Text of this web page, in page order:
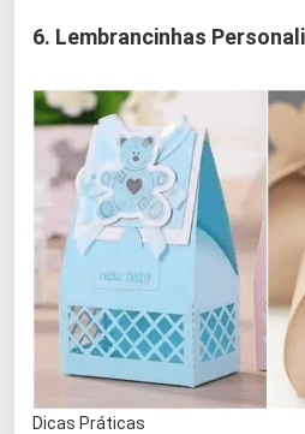
6. Lembrancinhas
Dicas Práticas